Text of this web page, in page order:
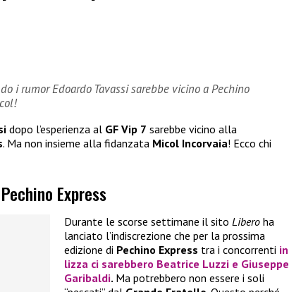
i rumor Edoardo Tavassi sarebbe vicino a Pechino
dopo l’esperienza al GF Vip 7 sarebbe vicino alla
. Ma non insieme alla fidanzata Micol Incorvaia! Ecco chi
Express
Durante le scorse settimane il sito Libero ha
lanciato l’indiscrezione che per la prossima
edizione di Pechino Express tra i concorrenti in
lizza ci sarebbero Beatrice Luzzi e Giuseppe
Garibaldi. Ma potrebbero non essere i soli